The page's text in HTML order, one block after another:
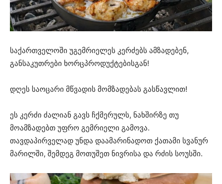
საქართველოში უგემრიელეს კერძებს ამზადებენ,
განსაკუთრები ხორცპროდუქტებისგან!
დღეს საოცარი მწვადის მომზადებას გასწავლით!
ეს კერძი ძალიან გავს ჩქმერულს, ნახშირზე თუ
მოამზადებთ უფრო გემრიელი გამოვა.
თავდაპირველად უნდა დაამარინადოთ ქათამი სვანურ
მარილში, შემდეგ მოთუშეთ ნივრისა და რძის სოუსში.